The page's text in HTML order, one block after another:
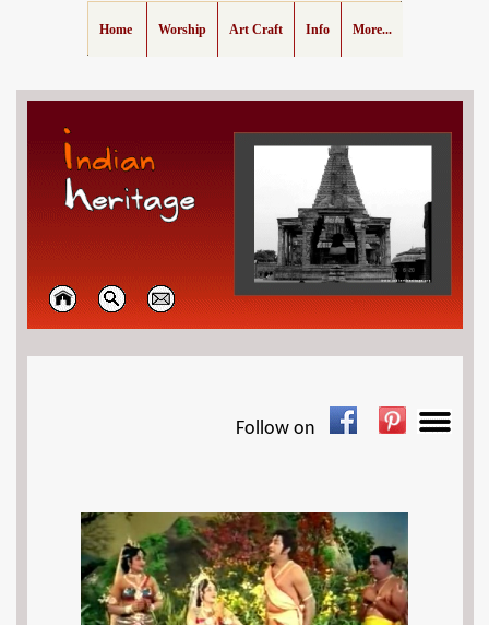
Home Worship Art Craft Info More...
Follow on